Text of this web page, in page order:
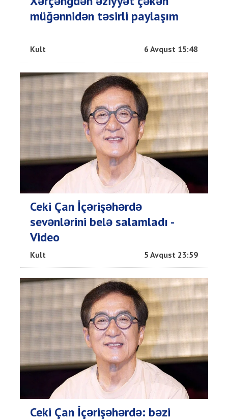
müğənnidən təsirli paylaşım
Kult 6 Avqust 15:48
Ceki Çan İçərişəhərdə
sevənlərini belə salamladı -
Video
Kult 5 Avqust 23:59
Ceki Çan İçərişəhərdə: bəzi